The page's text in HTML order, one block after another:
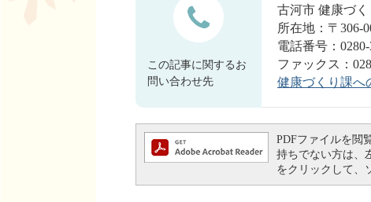
この記事に関するお
問い合わせ先
古河市 健康づ
所在地：〒306-
電話番号：0280-
ファックス：
健康づくり課へ
PDFファイルを閲
持ちでない方は、
をクリックして、